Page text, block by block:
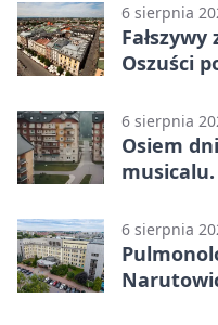
6 sierpnia
Oszuści
6 sierpnia
Osiem
6 sierpnia